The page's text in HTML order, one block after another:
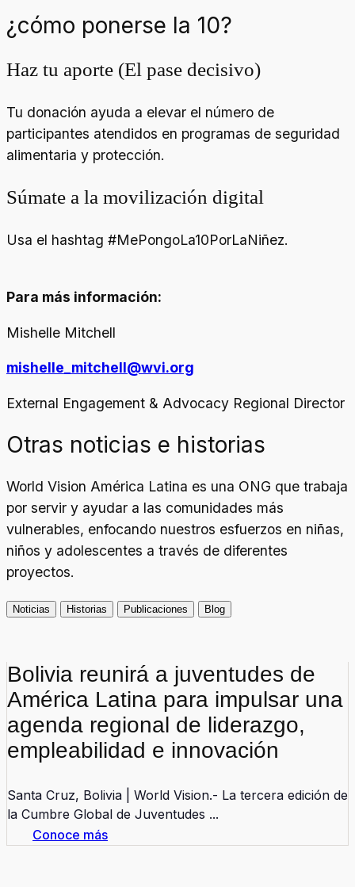
¿cómo ponerse la 10?
Haz tu aporte (El pase decisivo)
Tu donación ayuda a elevar el número de
participantes atendidos en programas de seguridad
alimentaria y protección.
Súmate a la movilización digital
Usa el hashtag #MePongoLa10PorLaNiñez.
Para más información:
Mishelle Mitchell
mishelle_mitchell@wvi.org
External Engagement & Advocacy Regional Director
Otras noticias e historias
World Vision América Latina es una ONG que trabaja
por servir y ayudar a las comunidades más
vulnerables, enfocando nuestros esfuerzos en niñas,
niños y adolescentes a través de diferentes
proyectos.
Noticias Historias Publicaciones Blog
Bolivia reunirá a juventudes de
América Latina para impulsar una
agenda regional de liderazgo,
empleabilidad e innovación
Santa Cruz, Bolivia | World Vision.- La tercera edición de
la Cumbre Global de Juventudes ...
Conoce más